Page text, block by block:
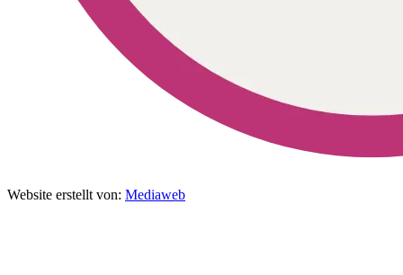
Website erstellt von: Mediaweb